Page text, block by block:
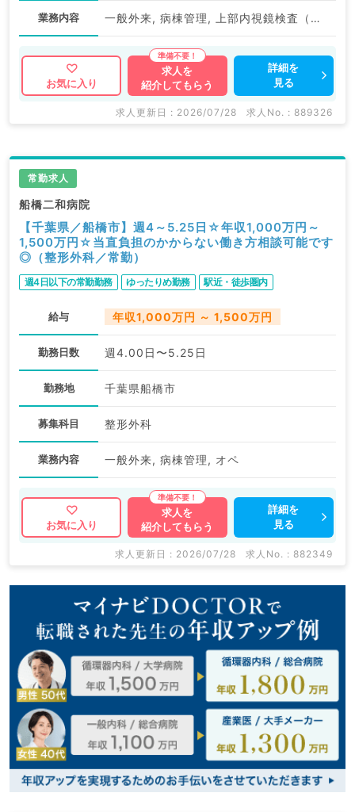
業務内容 一般外来, 病棟管理, 上部内視鏡検査（ＧＦ）, その他
お気に入り
求人を
紹介してもらう
詳細を
見る
求人更新日 : 2026/07/28 求人No. : 889326
常勤求人
船橋二和病院
【千葉県／船橋市】週4～5.25日☆年収1,000万円～
1,500万円☆当直負担のかからない働き方相談可能です
◎（整形外科／常勤）
週4日以下の常勤勤務 ゆったりめ勤務 駅近・徒歩圏内
給与 年収1,000万円 ～ 1,500万円
勤務日数 週4.00日〜5.25日
勤務地 千葉県船橋市
募集科目 整形外科
業務内容 一般外来, 病棟管理, オペ
お気に入り
求人を
紹介してもらう
詳細を
見る
求人更新日 : 2026/07/28 求人No. : 882349